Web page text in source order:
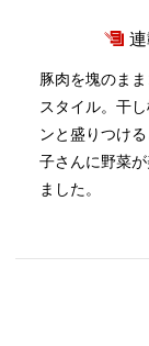
豚肉を塊のま
スタイル。干
ンと盛りつけ
子さんに野菜
ました。